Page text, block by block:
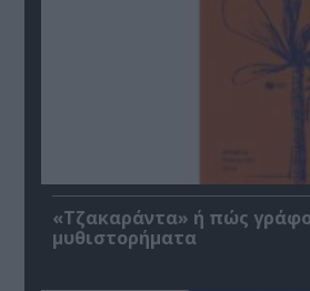
«Τζακαράντα» ή πώς
μυθιστορήματα